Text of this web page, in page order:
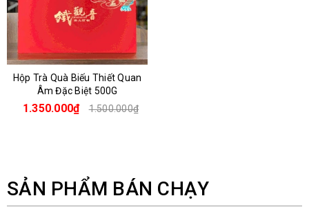
Hộp Trà Quà Biếu Thiết Quan
Âm Đặc Biệt 500G
1.350.000₫ 1.500.000₫
SẢN PHẨM BÁN CHẠY